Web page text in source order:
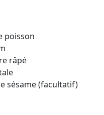
poisson
râpé
sésame (facultatif)